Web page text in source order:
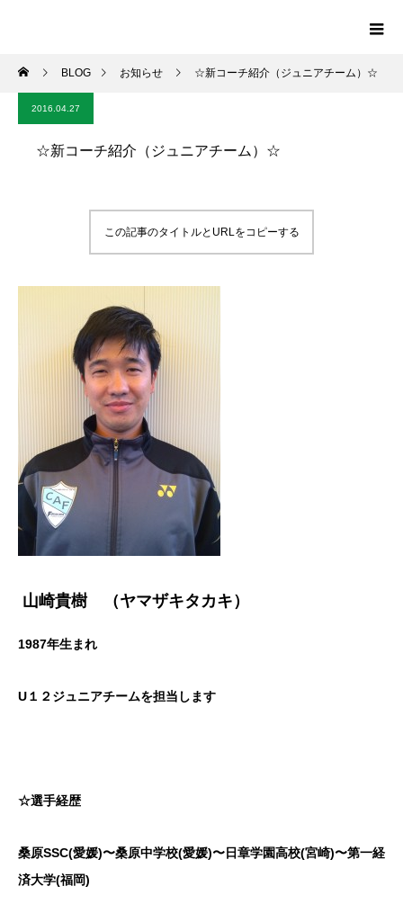
BLOG お知らせ ☆新コーチ紹介（ジュニアチーム）☆
2016.04.27
☆新コーチ紹介（ジュニアチーム）☆
この記事のタイトルとURLをコピーする
山崎貴樹 （ヤマザキタカキ）
1987年生まれ
U１２ジュニアチームを担当します
☆選手経歴
桑原SSC(愛媛)〜桑原中学校(愛媛)〜日章学園高校(宮崎)〜第一経
済大学(福岡)